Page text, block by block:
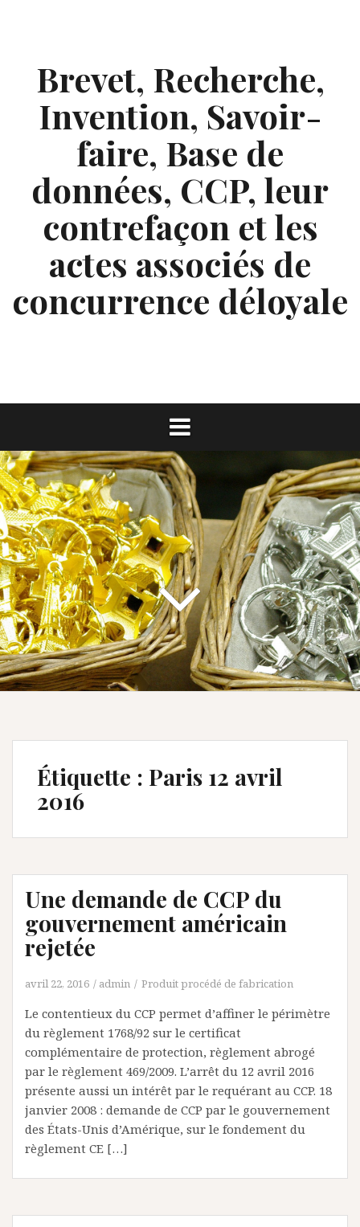
Brevet, Recherche,
Invention, Savoir-
faire, Base de
données, CCP, leur
contrefaçon et les
actes associés de
concurrence déloyale
Étiquette : Paris 12 avril
2016
Une demande de CCP du
gouvernement américain
rejetée
avril 22, 2016 admin Produit procédé de fabrication
Le contentieux du CCP permet d’affiner le périmètre
du règlement 1768/92 sur le certificat
complémentaire de protection, règlement abrogé
par le règlement 469/2009. L’arrêt du 12 avril 2016
présente aussi un intérêt par le requérant au CCP. 18
janvier 2008 : demande de CCP par le gouvernement
des États-Unis d’Amérique, sur le fondement du
règlement CE […]